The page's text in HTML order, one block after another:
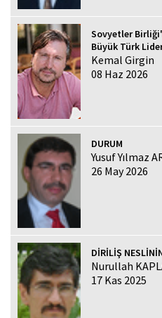
Sovyetler
Büyük Türk
Kemal Girgin
08 Haz 2026
DURUM
Yusuf Yılmaz
26 May 2026
DİRİLİŞ
Nurullah
17 Kas 2025